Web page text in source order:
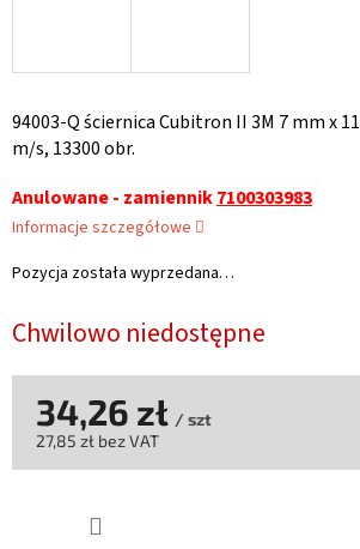
Chwilowo niedostępne
Pozycja została wyprzedana…
94003-Q ściernica Cubitron II 3M 7 mm x
m/s, 13300 obr.
Anulowane - zamiennik7100303983
Informacje szczegółowe
34,26 zł / szt
27,85 zł bez VAT